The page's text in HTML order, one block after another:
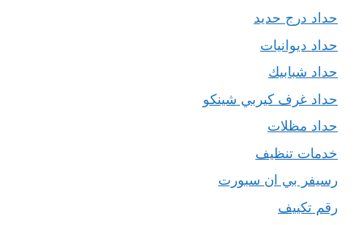
حداد درج حديد
حداد ديوانيات
حداد شبابيك
حداد غرف كيربي شينكو
حداد مظلات
خدمات تنظيف
رسيفر بي ان سبورت
رقم تكييف